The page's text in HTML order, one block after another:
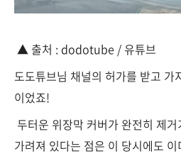
▲ 출처 : dodotube / 유튜브
도도튜브님 채널의 허가를 받고 가
이었죠!
두터운 위장막 커버가 완전히 제
가려져 있다는 점은 이 당시에도